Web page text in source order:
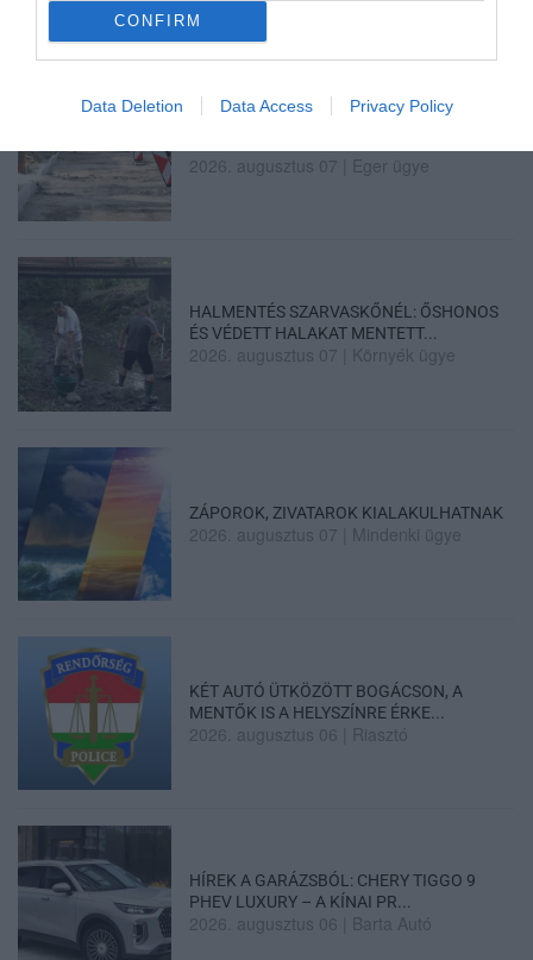
CONFIRM
Data Deletion Data Access Privacy Policy
2026. augusztus 07 Eger ügye
HALMENTÉS SZARVASKŐNÉL: ŐSHONOS
ÉS VÉDETT HALAKAT MENTETT...
2026. augusztus 07 Környék ügye
ZÁPOROK, ZIVATAROK KIALAKULHATNAK
2026. augusztus 07 Mindenki ügye
KÉT AUTÓ ÜTKÖZÖTT BOGÁCSON, A
MENTŐK IS A HELYSZÍNRE ÉRKE...
2026. augusztus 06 Riasztó
HÍREK A GARÁZSBÓL: CHERY TIGGO 9
PHEV LUXURY – A KÍNAI PR...
2026. augusztus 06 Barta Autó